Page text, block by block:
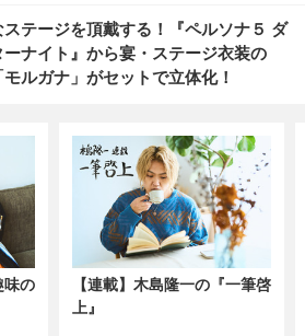
テージを頂戴する！『ペルソナ５ ダ
ナイト』から宴・ステージ衣装の
モルガナ」がセットで立体化！
味の
【連載】木島隆一の『一筆啓
上』